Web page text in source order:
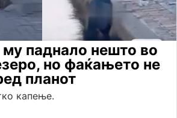
паднало нешто во
но фаќањето не
планот
капење.